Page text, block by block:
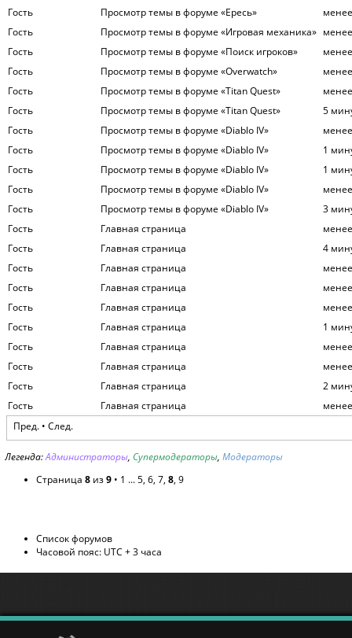
Гость
Просмотр темы в форуме «Ересь»
Гость
Просмотр темы в форуме «Игровая механика»
Гость
Просмотр темы в форуме «Поиск игроков»
Гость
Просмотр темы в форуме «Overwatch»
Гость
Просмотр темы в форуме «Titan Quest»
Гость
Просмотр темы в форуме «Titan Quest»
5
Гость
Просмотр темы в форуме «Diablo IV»
Гость
Просмотр темы в форуме «Diablo IV»
1
Гость
Просмотр темы в форуме «Diablo IV»
1
Гость
Просмотр темы в форуме «Diablo IV»
Гость
Просмотр темы в форуме «Diablo IV»
3
Гость
Главная страница
Гость
Главная страница
4
Гость
Главная страница
Гость
Главная страница
Гость
Главная страница
Гость
Главная страница
1
Гость
Главная страница
Гость
Главная страница
Гость
Главная страница
2
Гость
Главная страница
Пред.• След.
Легенда:Администраторы, Супермодераторы, Модераторы
Страница 8 из9 • 1 ...5, 6, 7, 8, 9
Список форумов
Часовой пояс: UTC + 3 часа